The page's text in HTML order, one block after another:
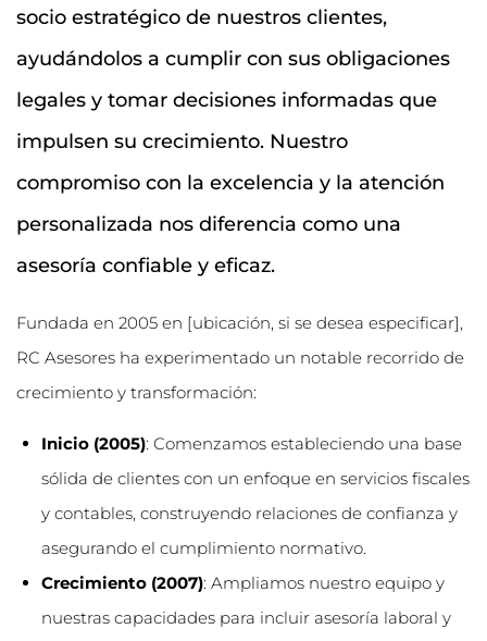
socio estratégico de nuestros clientes,
ayudándolos a cumplir con sus obligaciones
legales y tomar decisiones informadas que
impulsen su crecimiento. Nuestro
compromiso con la excelencia y la atención
personalizada nos diferencia como una
asesoría confiable y eficaz.
Fundada en 2005 en [ubicación, si se desea especificar],
RC Asesores ha experimentado un notable recorrido de
crecimiento y transformación:
Inicio (2005): Comenzamos estableciendo una base
sólida de clientes con un enfoque en servicios fiscales
y contables, construyendo relaciones de confianza y
asegurando el cumplimiento normativo.
Crecimiento (2007): Ampliamos nuestro equipo y
nuestras capacidades para incluir asesoría laboral y